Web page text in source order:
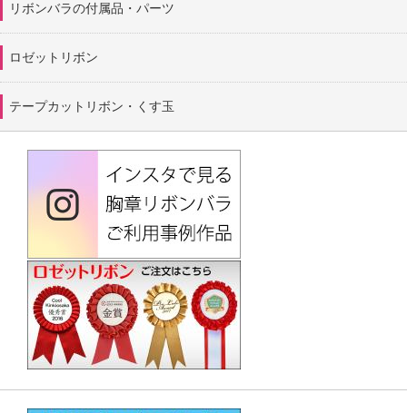
リボンバラの付属品・パーツ
ロゼットリボン
テープカットリボン・くす玉